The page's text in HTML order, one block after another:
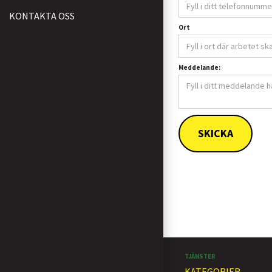
KONTAKTA OSS
Ort
Meddelande:
TJÄNSTER